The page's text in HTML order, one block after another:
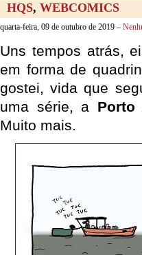
HQS, WEBCOMICS
quarta-feira, 09 de outubro de 2019 –
Uns tempos atrás,
em forma de
gostei, vida que
uma série, a Porto
Muito mais.